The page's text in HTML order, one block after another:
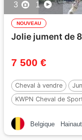
3 1
NOUVEAU
Jolie jument de
7 500 €
Cheval à vendre
KWPN Cheval de
Belgique Hainaut